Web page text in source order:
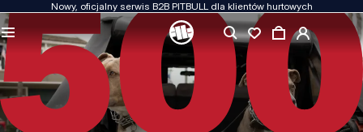
Nowy, oficjalny serwis B2B PITBULL dla klientów hurtowych
JAKOŚĆ TO DLA NAS PRIORYTET
Naszą odzież produkujemy z pasją. Nie idziemy na kompromis w kwestiach
wytrzymałości, długowieczności materiałów i dbałości o detal.
US ORIGIN
Nasze korzenie sięgają San Diego z początku lat 90-tych XX wieku. Nasz styl jest
surowy, autentyczny i bezkompromisowy.